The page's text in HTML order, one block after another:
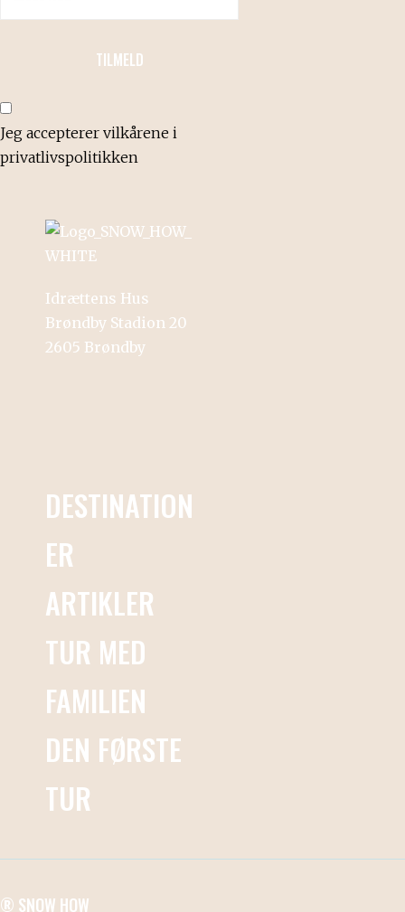
TILMELD
Jeg accepterer vilkårene i
privatlivspolitikken
Idrættens Hus
Brøndby Stadion 20
2605 Brøndby
DESTINATION
ER
ARTIKLER
TUR MED
FAMILIEN
DEN FØRSTE
TUR
® SNOW HOW